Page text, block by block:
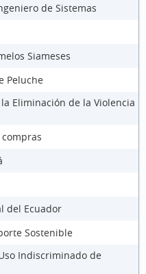
de Sistemas
Siameses
Peluche
Eliminación de la Violencia
del Ecuador
Sostenible
Indiscriminado de